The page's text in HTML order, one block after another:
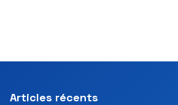
Articles récents